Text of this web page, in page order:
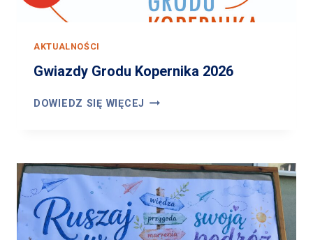
AKTUALNOŚCI
Gwiazdy Grodu Kopernika 2026
DOWIEDZ SIĘ WIĘCEJ G
Z
Y
G
R